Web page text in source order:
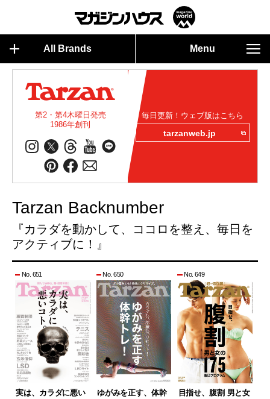
All Brands Menu
第2・第4木曜日発売
1986年創刊
毎日更新！ウェブ版はこちら
tarzanweb.jp
Tarzan Backnumber
『カラダを動かして、ココロを整え、毎日を
アクティブに！』
No. 651
実は、カラダに悪い
No. 650
ゆがみを正す、体幹
No. 649
目指せ、腹割 男と女